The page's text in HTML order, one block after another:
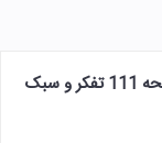
مفهوم ضرب المثل شکست پل پیروزی است صفحه 111 تفکر و سبک